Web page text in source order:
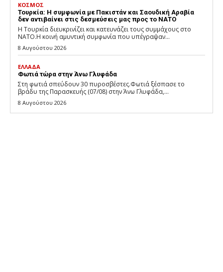
ΚΟΣΜΟΣ
Τουρκία: Η συμφωνία με Πακιστάν και Σαουδική Αραβία
δεν αντιβαίνει στις δεσμεύσεις μας προς το ΝΑΤΟ
Η Τουρκία διευκρινίζει και κατευνάζει τους συμμάχους στο
ΝΑΤΟ.Η κοινή αμυντική συμφωνία που υπέγραψαν...
8 Αυγούστου 2026
ΕΛΛΑΔΑ
Φωτιά τώρα στην Άνω Γλυφάδα
Στη φωτιά σπεύδουν 30 πυροσβέστες.Φωτιά ξέσπασε το
βράδυ της Παρασκευής (07/08) στην Άνω Γλυφάδα,...
8 Αυγούστου 2026